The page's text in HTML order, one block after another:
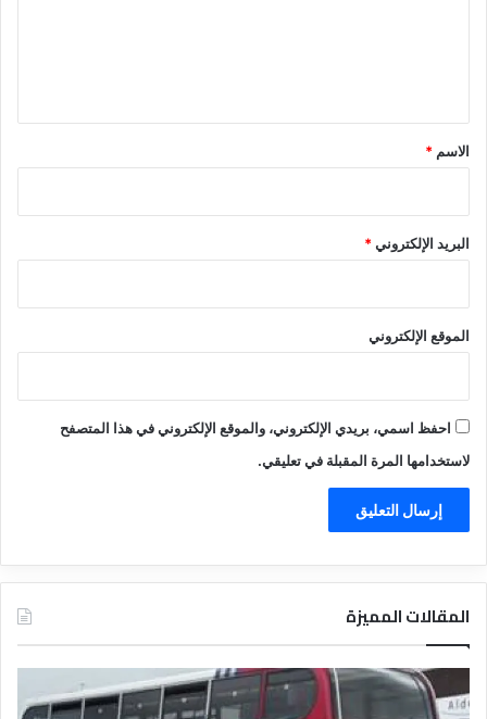
*
الاسم *
البريد الإلكتروني*
الموقع الإلكتروني
احفظ اسمي، بريدي الإلكتروني، والموقع الإلكتروني في هذا المتصفح
لاستخدامها المرة المقبلة في تعليقي.
المقالات المميزة
ل